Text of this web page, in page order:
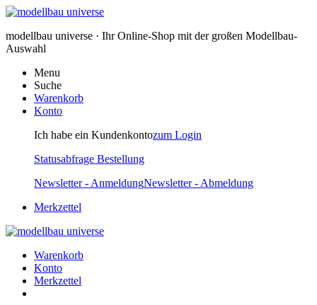
modellbau universe · Ihr Online-Shop mit der großen Modellbau-
Auswahl
Menu
Suche
Warenkorb
Konto
Ich habe ein Kundenkontozum Login
Statusabfrage Bestellung
Newsletter - AnmeldungNewsletter - Abmeldung
Merkzettel
Warenkorb
Konto
Merkzettel